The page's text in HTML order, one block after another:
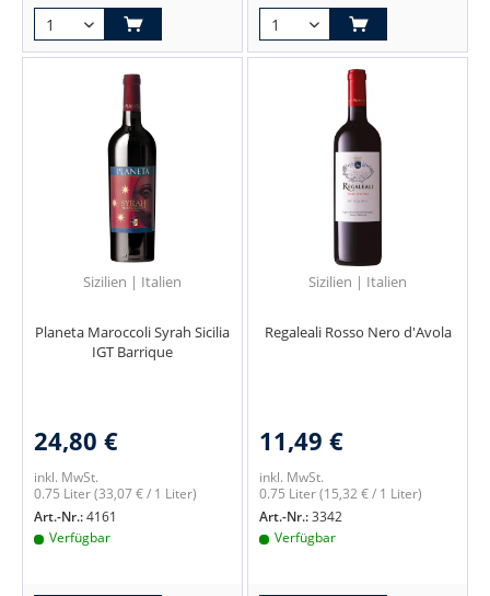
Sizilien | Italien
Planeta Maroccoli Syrah Sicilia
IGT Barrique
24,80 €
inkl. MwSt.
0.75 Liter(33,07 € / 1 Liter)
Art.-Nr.:4161
Verfügbar
Sizilien | Italien
Regaleali Rosso Nero d'Avola
11,49 €
inkl. MwSt.
0.75 Liter(15,32 € / 1 Liter)
Art.-Nr.:3342
Verfügbar